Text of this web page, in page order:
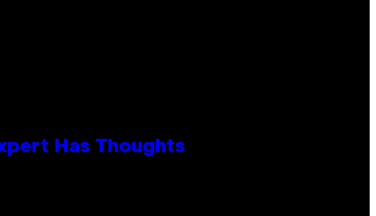
Has Thoughts